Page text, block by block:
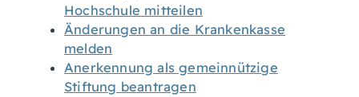
Hochschule mitteilen
Änderungen an die Krankenkasse
melden
Anerkennung als gemeinnützige
Stiftung beantragen